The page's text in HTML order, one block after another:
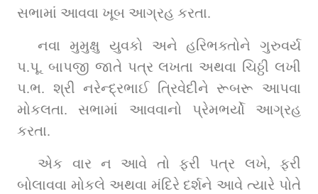
સભામાં આવવા ખૂબ આગ્રહ કરતા.
નવા મુમુક્ષુ યુવકો અને હરિભક્તોને ગુરુવર્ય
પ.પૂ. બાપજી જાતે પત્ર લખતા અથવા ચિઠ્ઠી લખી
પ.ભ. શ્રી નરેન્દ્રભાઈ ત્રિવેદીને રૂબરૂ આપવા
મોકલતા. સભામાં આવવાનો પ્રેમભર્યો આગ્રહ
કરતા.
એક વાર ન આવે તો ફરી પત્ર લખે, ફરી
બોલાવવા મોકલે અથવા મંદિરે દર્શને આવે ત્યારે પોતે